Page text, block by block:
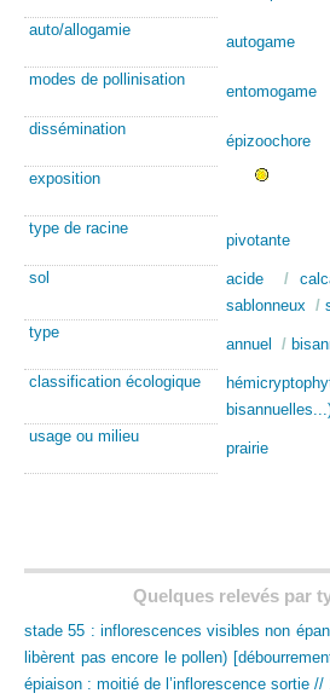
auto/allogamie
autogame
modes de pollinisation
entomogame
dissémination
épizoochore
exposition
type de racine
pivotante
sol acide /
sablonneux /
type
annuel /
classification écologique
usage ou milieu
prairie
Quelques relevés par
stade 55 : inflorescences visibles non
libèrent pas encore le pollen)
épiaison : moitié de l’inflorescence sortie